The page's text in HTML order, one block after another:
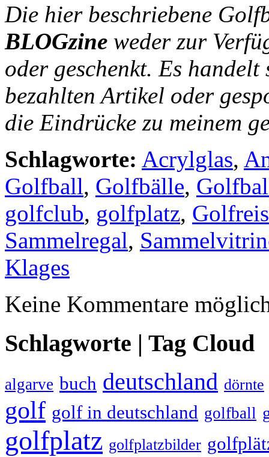
Die hier beschriebene
BLOGzine weder zur
oder geschenkt. Es
bezahlten Artikel oder
die Eindrücke zu meinem
Schlagworte: Acrylglas,
Golfball, Golfbälle,
golfclub, golfplatz,
Sammelregal,
Klages
Keine Kommentare
Schlagworte | Tag Cloud
algarve buch deutschland dörnte
golf golf in deutschland golfball
golfplatz golfplatzbilder